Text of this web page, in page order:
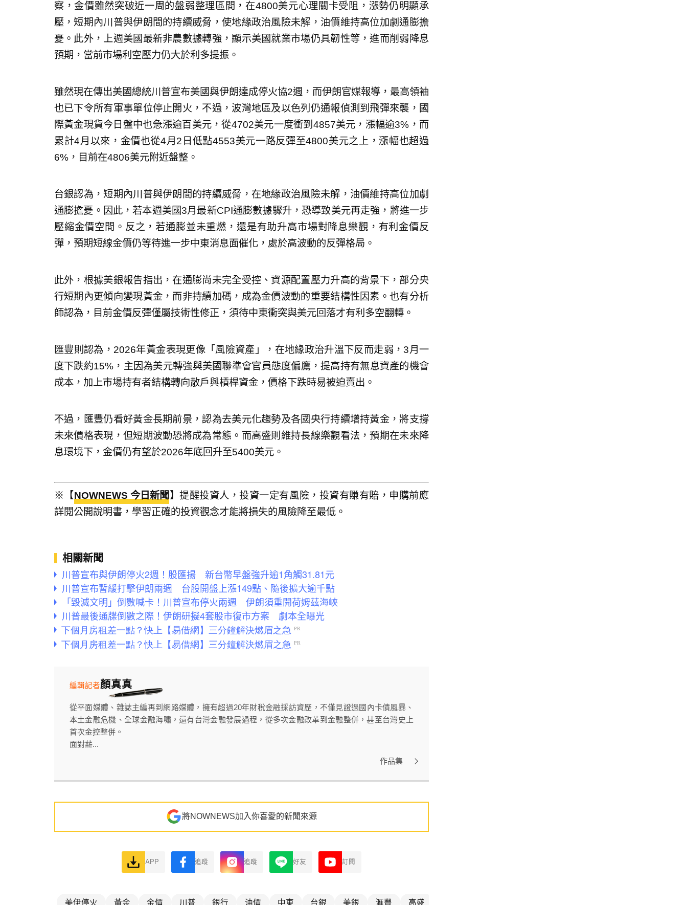
察，金價雖然突破近一周的盤弱整理區間，在4800美元心理關卡受阻，漲勢仍明顯承
壓，短期內川普與伊朗間的持續威脅，使地緣政治風險未解，油價維持高位加劇通膨擔
憂。此外，上週美國最新非農數據轉強，顯示美國就業市場仍具韌性等，進而削弱降息
預期，當前市場利空壓力仍大於利多提振。
雖然現在傳出美國總統川普宣布美國與伊朗達成停火協2週，而伊朗官媒報導，最高領袖
也已下令所有軍事單位停止開火，不過，波灣地區及以色列仍通報偵測到飛彈來襲，國
際黃金現貨今日盤中也急漲逾百美元，從4702美元一度衝到4857美元，漲幅逾3%，而
累計4月以來，金價也從4月2日低點4553美元一路反彈至4800美元之上，漲幅也超過
6%，目前在4806美元附近盤整。
台銀認為，短期內川普與伊朗間的持續威脅，在地緣政治風險未解，油價維持高位加劇
通膨擔憂。因此，若本週美國3月最新CPI通膨數據驟升，恐導致美元再走強，將進一步
壓縮金價空間。反之，若通膨並未重燃，還是有助升高市場對降息樂觀，有利金價反
彈，預期短線金價仍等待進一步中東消息面催化，處於高波動的反彈格局。
此外，根據美銀報告指出，在通膨尚未完全受控、資源配置壓力升高的背景下，部分央
行短期內更傾向變現黃金，而非持續加碼，成為金價波動的重要結構性因素。也有分析
師認為，目前金價反彈僅屬技術性修正，須待中東衝突與美元回落才有利多空翻轉。
匯豐則認為，2026年黃金表現更像「風險資產」，在地緣政治升溫下反而走弱，3月一
度下跌約15%，主因為美元轉強與美國聯準會官員態度偏鷹，提高持有無息資產的機會
成本，加上市場持有者結構轉向散戶與槓桿資金，價格下跌時易被迫賣出。
不過，匯豐仍看好黃金長期前景，認為去美元化趨勢及各國央行持續增持黃金，將支撐
未來價格表現，但短期波動恐將成為常態。而高盛則維持長線樂觀看法，預期在未來降
息環境下，金價仍有望於2026年底回升至5400美元。
※【NOWNEWS 今日新聞】提醒投資人，投資一定有風險，投資有賺有賠，申購前應
詳閱公開說明書，學習正確的投資觀念才能將損失的風險降至最低。
相關新聞
川普宣布與伊朗停火2週！股匯揚 新台幣早盤強升逾1角觸31.81元
川普宣布暫緩打擊伊朗兩週 台股開盤上漲149點、隨後擴大逾千點
「毀滅文明」倒數喊卡！川普宣布停火兩週 伊朗須重開荷姆茲海峽
川普最後通牒倒數之際！伊朗研擬4套股市復市方案 劇本全曝光
顏真真
編輯記者
從平面媒體、雜誌主編再到網路媒體，擁有超過20年財稅金融採訪資歷，不僅見證過國內卡債風暴、
本土金融危機、全球金融海嘯，還有台灣金融發展過程，從多次金融改革到金融整併，甚至台灣史上
首次金控整併。
面對薪...
作品集
將NOWNEWS加入你喜愛的新聞來源
APP 追蹤 追蹤 好友 訂閱
美伊停火 黃金 金價 川普 銀行 油價 中東 台銀 美銀 滙豐 高盛